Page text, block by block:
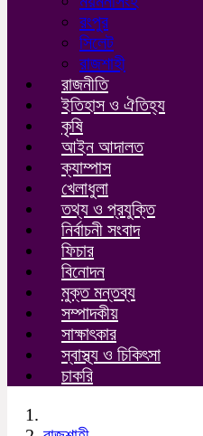
রংপুর
সিলেট
রাজশাহী
রাজনীতি
ইতিহাস ও ঐতিহ্য
কৃষি
আইন আদালত
ক্যাম্পাস
খেলাধুলা
তথ্য ও প্রযুক্তি
নির্বাচনী সংবাদ
ফিচার
বিনোদন
মুক্ত মন্তব্য
সম্পাদকীয়
সাক্ষাৎকার
স্বাস্থ্য ও চিকিৎসা
চাকরি